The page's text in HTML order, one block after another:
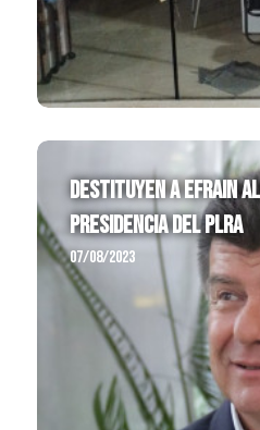
Destituyen a Efrain
Presidencia del PLRA
07/08/2023